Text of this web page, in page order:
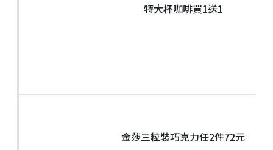
特大杯咖啡買1送1
金莎三粒裝巧克力任2件72元